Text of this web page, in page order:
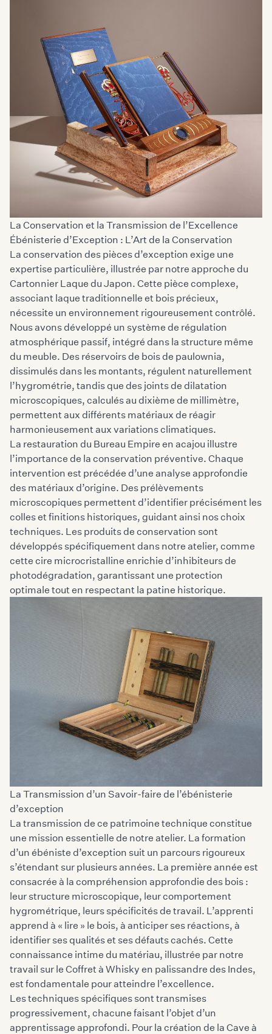
La Conservation et la Transmission de l’Excellence
Ébénisterie d’Exception : L’Art de la Conservation
La conservation des pièces d’exception exige une
expertise particulière, illustrée par notre approche du
Cartonnier Laque du Japon. Cette pièce complexe,
associant laque traditionnelle et bois précieux,
nécessite un environnement rigoureusement contrôlé.
Nous avons développé un système de régulation
atmosphérique passif, intégré dans la structure même
du meuble. Des réservoirs de bois de paulownia,
dissimulés dans les montants, régulent naturellement
l’hygrométrie, tandis que des joints de dilatation
microscopiques, calculés au dixième de millimètre,
permettent aux différents matériaux de réagir
harmonieusement aux variations climatiques.
La restauration du Bureau Empire en acajou illustre
l’importance de la conservation préventive. Chaque
intervention est précédée d’une analyse approfondie
des matériaux d’origine. Des prélèvements
microscopiques permettent d’identifier précisément les
colles et finitions historiques, guidant ainsi nos choix
techniques. Les produits de conservation sont
développés spécifiquement dans notre atelier, comme
cette cire microcristalline enrichie d’inhibiteurs de
photodégradation, garantissant une protection
optimale tout en respectant la patine historique.
La Transmission d’un Savoir-faire de l’ébénisterie
d’exception
La transmission de ce patrimoine technique constitue
une mission essentielle de notre atelier. La formation
d’un ébéniste d’exception suit un parcours rigoureux
s’étendant sur plusieurs années. La première année est
consacrée à la compréhension approfondie des bois :
leur structure microscopique, leur comportement
hygrométrique, leurs spécificités de travail. L’apprenti
apprend à « lire » le bois, à anticiper ses réactions, à
identifier ses qualités et ses défauts cachés. Cette
connaissance intime du matériau, illustrée par notre
travail sur le Coffret à Whisky en palissandre des Indes,
est fondamentale pour atteindre l’excellence.
Les techniques spécifiques sont transmises
progressivement, chacune faisant l’objet d’un
apprentissage approfondi. Pour la création de la Cave à